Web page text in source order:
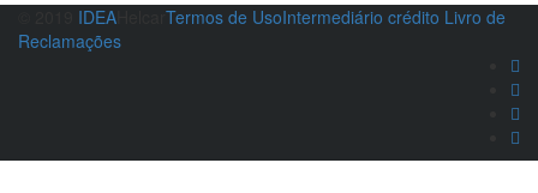
IDEA Termos de UsoIntermediário crédito Livro de
Reclamações